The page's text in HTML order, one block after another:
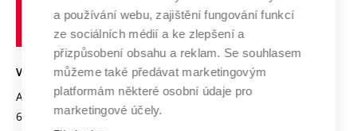
Transfer znalostí
Open Science
Projekty
Projekty ze strukturálních fondů
Specifický výzkum
Služby univerzity
Mezinárodní dohody
Univerzitní sítě
Podnikavá univerzita / ContriBUTe
Bezpečná univerzita
Vyznamenání
Organizační struktura
učení
technické
VYSOKÉ UČENÍ TECHNICKÉ V BRNĚ
Antonínská 548/1
602 00 Brno
www.vut.cz
vut@vutbr.cz
a používání webu, zajištění fungování funkcí
ze sociálních médií a ke zlepšení a
přizpůsobení obsahu a reklam. Se souhlasem
můžeme také předávat marketingovým
platformám některé osobní údaje pro
marketingové účely.